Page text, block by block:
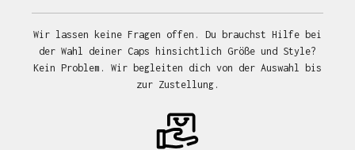
Wir lassen keine Fragen offen. Du brauchst Hilfe bei
der Wahl deiner Caps hinsichtlich Größe und Style?
Kein Problem. Wir begleiten dich von der Auswahl bis
zur Zustellung.